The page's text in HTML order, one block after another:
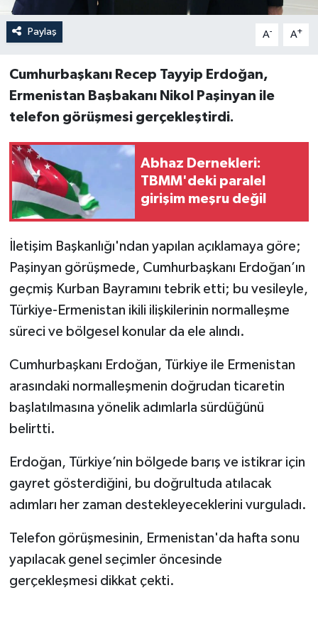
Paylaş A- A+
Cumhurbaşkanı Recep Tayyip Erdoğan,
Ermenistan Başbakanı Nikol Paşinyan ile
telefon görüşmesi gerçekleştirdi.
Abhaz Dernekleri:
TBMM'deki paralel
girişim meşru değil
İletişim Başkanlığı'ndan yapılan açıklamaya göre;
Paşinyan görüşmede, Cumhurbaşkanı Erdoğan’ın
geçmiş Kurban Bayramını tebrik etti; bu vesileyle,
Türkiye-Ermenistan ikili ilişkilerinin normalleşme
süreci ve bölgesel konular da ele alındı.
Cumhurbaşkanı Erdoğan, Türkiye ile Ermenistan
arasındaki normalleşmenin doğrudan ticaretin
başlatılmasına yönelik adımlarla sürdüğünü
belirtti.
Erdoğan, Türkiye’nin bölgede barış ve istikrar için
gayret gösterdiğini, bu doğrultuda atılacak
adımları her zaman destekleyeceklerini vurguladı.
Telefon görüşmesinin, Ermenistan'da hafta sonu
yapılacak genel seçimler öncesinde
gerçekleşmesi dikkat çekti.